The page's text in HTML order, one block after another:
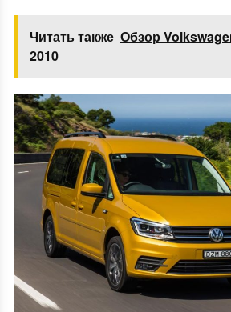
Читать также Обзор
2010